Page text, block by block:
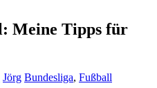
Meine Tipps für
Jörg Bundesliga, Fußball